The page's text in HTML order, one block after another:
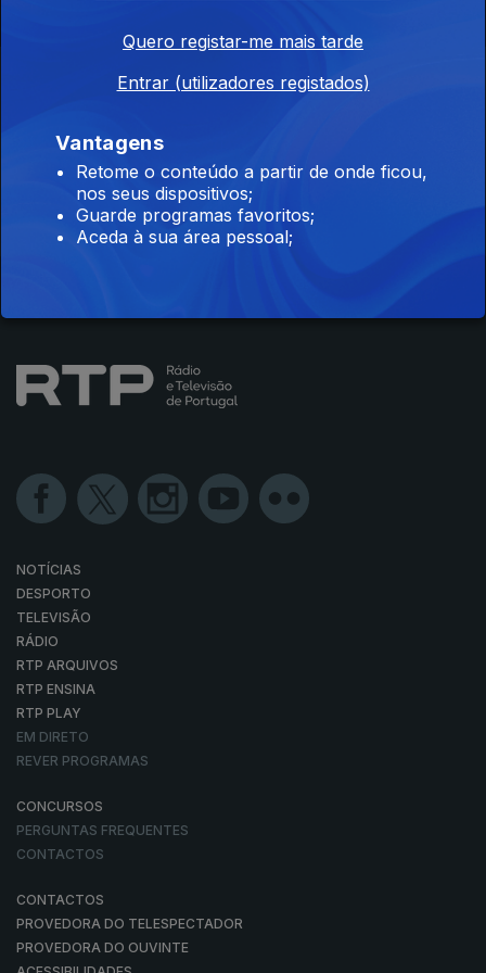
Instale a aplicaçãoRTP Play
Disponível para iOS, Android, Apple TV, Android TV e
CarPlay
NOTÍCIAS
DESPORTO
TELEVISÃO
RÁDIO
RTP ARQUIVOS
RTP ENSINA
RTP PLAY
EM DIRETO
REVER PROGRAMAS
CONCURSOS
PERGUNTAS FREQUENTES
CONTACTOS
CONTACTOS
PROVEDORA DO TELESPECTADOR
PROVEDORA DO OUVINTE
Quero registar-me mais tarde
Entrar (utilizadores registados)
Vantagens
Retome o conteúdo a partir de onde ficou,
nos seus dispositivos;
Guarde programas favoritos;
Aceda à sua área pessoal;